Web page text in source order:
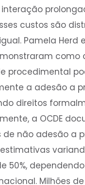
custos são
Pamela Herd
como
procedimental
a adesão a
direitos
a OCDE
de não adesão a
50%,
Milhões